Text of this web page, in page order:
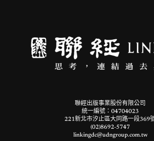
聯經出版事業股份有限公司
統一編號：04704023
221新北市汐止區大同路一段369
(02)8692-5747
linkingdc@udngroup.com.tw